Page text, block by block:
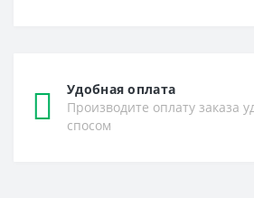
Удобная оплата
Производите оплату заказа
спосом